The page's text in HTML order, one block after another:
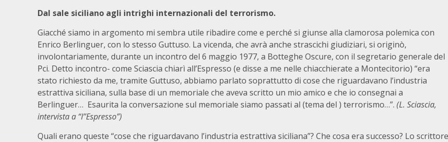
Dal sale siciliano agli intrighi internazionali del terrorismo.
Giacché siamo in argomento mi sembra utile ribadire come e perché si giunse alla clamorosa polemica con
Enrico Berlinguer, con lo stesso Guttuso. La vicenda, che avrà anche strascichi giudiziari, si originò,
involontariamente, durante un incontro del 6 maggio 1977, a Botteghe Oscure, con il segretario generale del
Pci. Detto incontro- come Sciascia chiarì all’Espresso (e disse a me nelle chiacchierate a Montecitorio) “era
stato richiesto da me, tramite Guttuso, abbiamo parlato soprattutto di cose che riguardavano l’industria
estrattiva siciliana, sulla base di un memoriale che aveva scritto un mio amico e che io consegnai a
Berlinguer… Esaurita la conversazione sul memoriale siamo passati al (tema del ) terrorismo…”. (L. Sciascia,
intervista a “l’’Espresso”)
Quali erano queste “cose che riguardavano l’industria estrattiva siciliana”? Che cosa era successo? Lo scrittore